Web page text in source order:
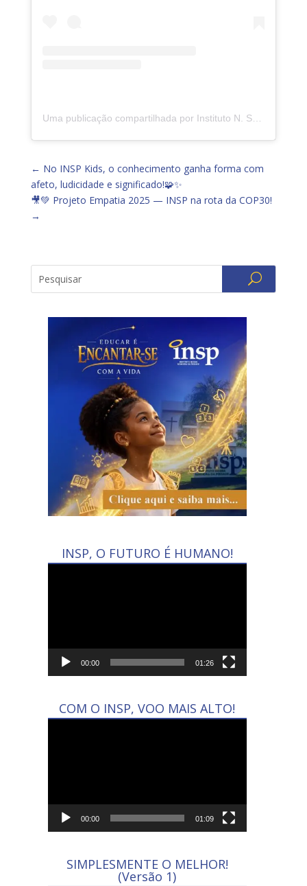
Uma publicação compartilhada por Instituto N. Sra. da Piedade (@insp.jacarepagua)
← No INSP Kids, o conhecimento ganha forma com
afeto, ludicidade e significado!🧩✨
🎥💚 Projeto Empatia 2025 — INSP na rota da COP30!
→
INSP, O FUTURO É HUMANO!
00:00 01:26
COM O INSP, VOO MAIS ALTO!
00:00 01:09
SIMPLESMENTE O MELHOR!
(Versão 1)